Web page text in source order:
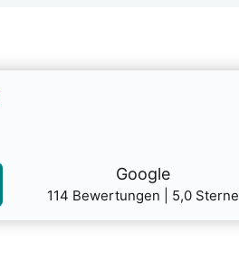
Goog­le
114 Bewer­tun­gen | 5,0 Ster­ne